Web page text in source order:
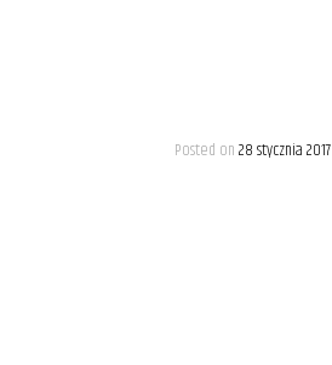
Posted on28 stycznia 2017